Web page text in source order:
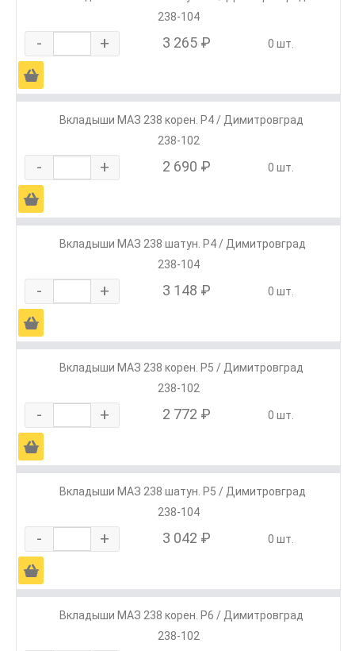
238-104
- + 3 265 ₽ 0 шт.
Ä
Вкладыши МАЗ 238 корен. Р4 / Димитровград
238-102
- + 2 690 ₽ 0 шт.
Ä
Вкладыши МАЗ 238 шатун. Р4 / Димитровград
238-104
- + 3 148 ₽ 0 шт.
Ä
Вкладыши МАЗ 238 корен. Р5 / Димитровград
238-102
- + 2 772 ₽ 0 шт.
Ä
Вкладыши МАЗ 238 шатун. Р5 / Димитровград
238-104
- + 3 042 ₽ 0 шт.
Ä
Вкладыши МАЗ 238 корен. Р6 / Димитровград
238-102